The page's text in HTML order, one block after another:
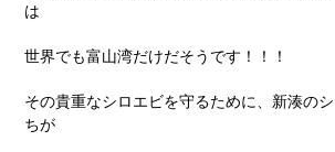
は
世界でも富山湾だけだそうです！！！
その貴重なシロエビを守るために、新湊の
ちが